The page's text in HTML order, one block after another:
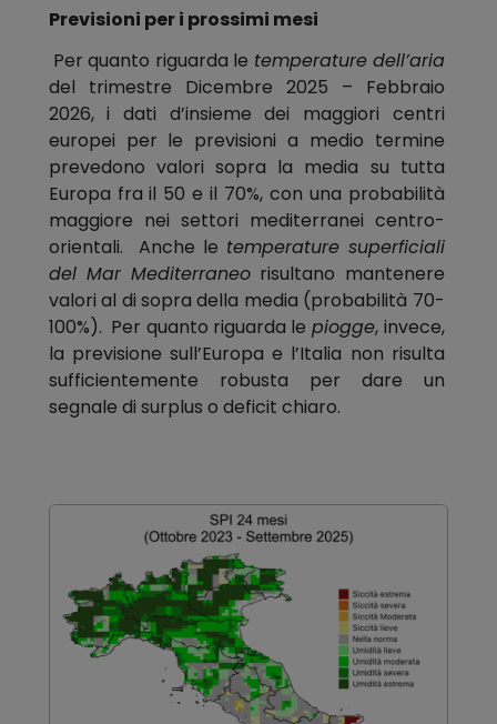
Previsioni per i prossimi mesi
Per quanto riguarda le temperature dell’aria
del trimestre Dicembre 2025 – Febbraio
2026, i dati d’insieme dei maggiori centri
europei per le previsioni a medio termine
prevedono valori sopra la media su tutta
Europa fra il 50 e il 70%, con una probabilità
maggiore nei settori mediterranei centro-
orientali. Anche le temperature superficiali
del Mar Mediterraneorisultano mantenere
valori al di sopra della media (probabilità 70-
100%). Per quanto riguarda le piogge, invece,
la previsione sull’Europa e l’Italia non risulta
sufficientemente robusta per dare un
segnale di surplus o deficit chiaro.